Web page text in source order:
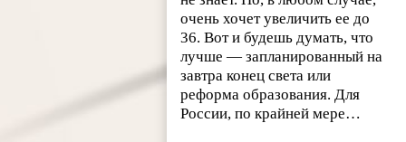
очень хочет увеличить ее до
36. Вот и будешь думать, что
лучше — запланированный на
завтра конец света или
реформа образования. Для
России, по крайней мере…